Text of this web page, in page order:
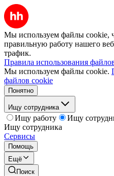
Мы используем файлы cookie,
правильную работу нашего
трафик.
Правила использования
Мы используем файлы cookie.
файлов cookie
Понятно
Ищу сотрудника
Ищу работу
Ищу
Ищу сотрудника
Сервисы
Помощь
Ещё
Поиск